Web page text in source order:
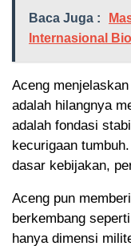
Baca Juga :
Internasional
Aceng
adalah hilangnya
adalah fondasi
kecurigaan
dasar kebijakan,
Aceng pun
berkembang
hanya dimensi